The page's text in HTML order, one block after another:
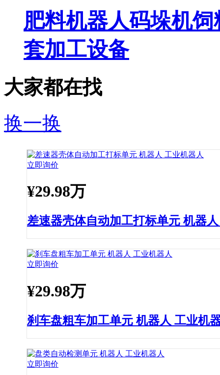
肥料机器人码垛机
套加工设备
大家都在找
换一换
立即询价
¥29.98万
差速器壳体自动加工打标单元 机器
立即询价
¥29.98万
刹车盘粗车加工单元 机器人 工业机
立即询价